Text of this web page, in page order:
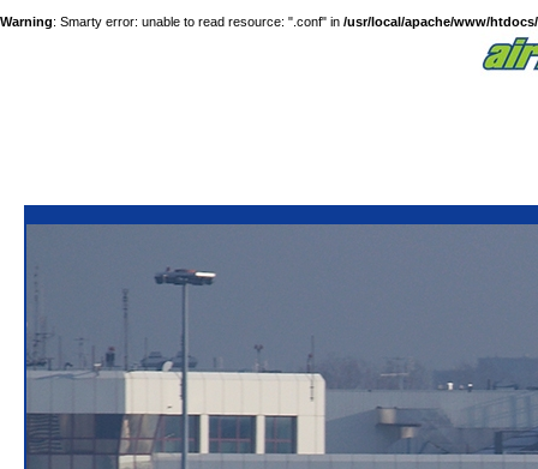
Warning: Smarty error: unable to read resource: ".conf" in /usr/local/apache/www/